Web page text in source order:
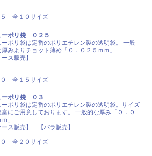
全１０サイズ
ーポリ袋 ０２５
ーポリ袋は定番のポリエチレン製の透明袋。 一般
厚みよりチョット薄め「０．０２５ｍｍ」
ース販売】
全１５サイズ
ーポリ袋 ０３
ーポリ袋は定番のポリエチレン製の透明袋。サイズ
富にご用意しております。 一般的な厚み「０．０
」
ース販売】 【バラ販売】
全２０サイズ